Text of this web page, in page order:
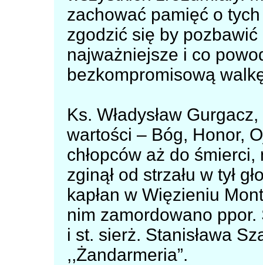
zachować pamięć o
zgodzić się by pozbawić
najważniejsze i co
bezkompromisową
Ks. Władysław
wartości – Bóg, Honor,
chłopców aż do
zginął od strzału w tył
kapłan w Więzieniu
nim zamordowano
i st. sierż. Stanisława
,,Żandarmeria”.